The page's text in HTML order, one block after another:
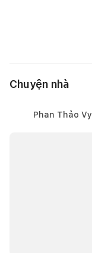
Chuyện nhà
Phan Thảo Vy